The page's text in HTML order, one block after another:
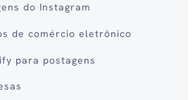
do Instagram
de comércio eletrônico
para postagens